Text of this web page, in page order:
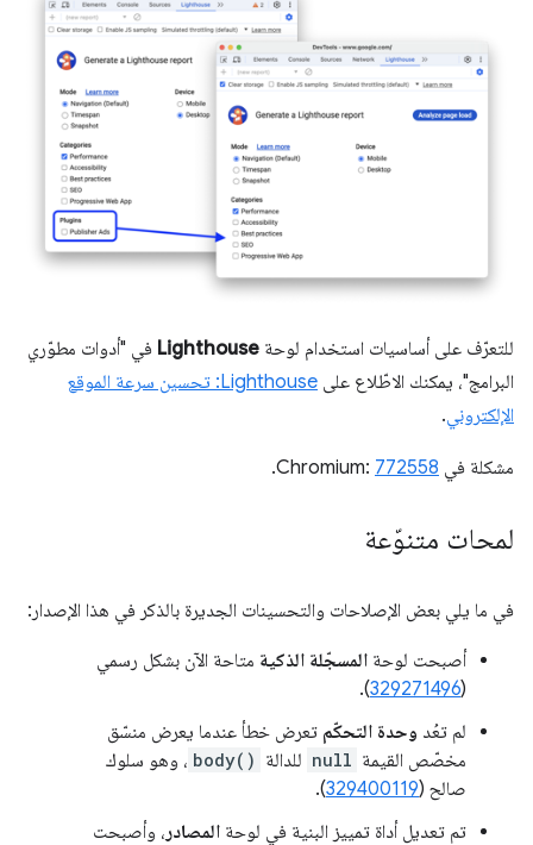
للتعرّف على أساسيات استخدام لوحة Lighthouse في "أدوات مطوّري
البرامج"، يمكنك الاطّلاع على
Lighthouse: تحسين سرعة الموقع
الإلكتروني.
مشكلة في Chromium: 772558
.
لمحات متنوّعة
في ما يلي بعض الإصلاحات والتحسينات الجديرة بالذكر في هذا الإصدار:
أصبحت لوحة المسجّلة الذكية متاحة الآن بشكل رسمي
(
329271496
).
لم تعُد وحدة التحكّم تعرض خطأ عندما يعرض منسّق
مخصّص القيمة null للدالة body() ، وهو سلوك
صالح (329400119
).
تم تعديل أداة تمييز البنية في لوحة المصادر ، وأصبحت